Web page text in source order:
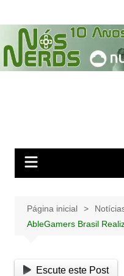
para
conteúdo
Página inicial
AbleGamers Brasil
Escute este Post